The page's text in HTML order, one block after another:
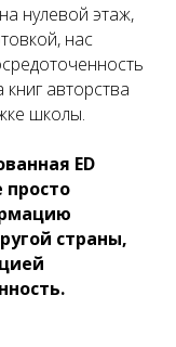
нулевой этаж,
нас
авторства
школы.
ED
страны,